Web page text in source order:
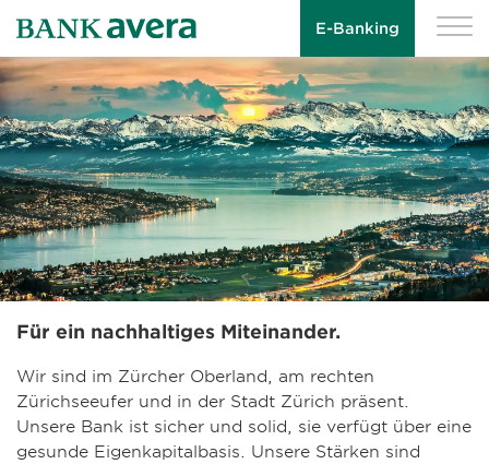
E-Banking
Für ein nachhaltiges Miteinander.
Wir sind im Zürcher Oberland, am rechten
Zürichseeufer und in der Stadt Zürich präsent.
Unsere Bank ist sicher und solid, sie verfügt über eine
gesunde Eigenkapitalbasis. Unsere Stärken sind